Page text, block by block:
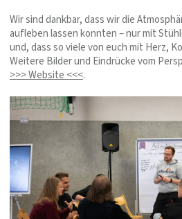
Wir sind dankbar, dass wir die
aufleben lassen konnten – nur mit
und, dass so viele von euch mit Herz,
Weitere Bilder und Eindrücke vom
>>> Website <<<.